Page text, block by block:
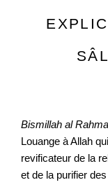
Bismillah al
Louange à Allah
revificateur de la
et de la purifier